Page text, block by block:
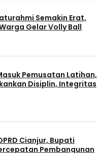
Semakin Erat,
Gelar Volly Ball
Pemusatan Latihan,
Disiplin, Integritas
Cianjur, Bupati
Pembangunan